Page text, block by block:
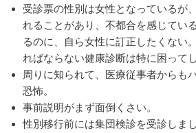
受診票の性別は女性となっているが
れることがあり、不都合を感じてい
るのに、自ら女性に訂正したくない
ればならない健康診断は特に困ってし
周りに知られて、医療従事者からも
恐怖。
事前説明がまず面倒くさい。
性別移行前には集団検診を受診しま